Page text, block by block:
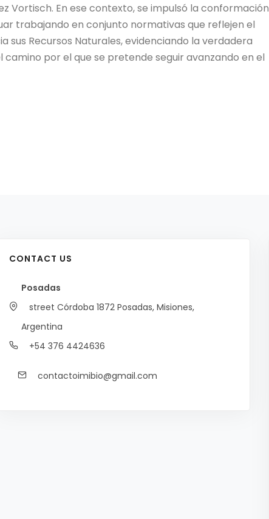
Vortisch. En ese contexto, se impulsó la conformación
trabajando en conjunto normativas que reflejen el
Recursos Naturales, evidenciando la verdadera
por el que se pretende seguir avanzando en el
CONTACT US
Posadas
street Córdoba 1872 Posadas, Misiones,
Argentina
+54 376 4424636
contactoimibio@gmail.com